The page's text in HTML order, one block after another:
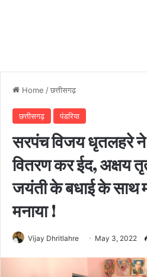
Home /छत्तीसगढ़
छत्तीसगढ़ पंडरिया
सरपंच विजय धृतलहरे ने
वितरण कर ईद, अक्षय
जयंती के बधाई के साथ
मनाया !
Vijay Dhritlahre May 3, 2022